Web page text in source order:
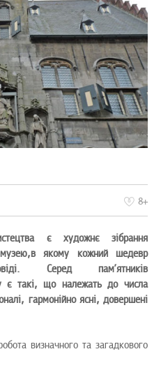
8+
є художнє зібрання
музею,в якому кожний шедевр
Серед пам’ятників
є такі, що належать до числа
гармонійно ясні, довершені
визначного та загадкового